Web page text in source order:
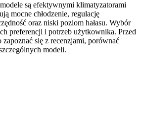
są efektywnymi klimatyzatorami
mocne chłodzenie, regulację
oraz niski poziom hałasu. Wybór
preferencji i potrzeb użytkownika. Przed
się z recenzjami, porównać
modeli.